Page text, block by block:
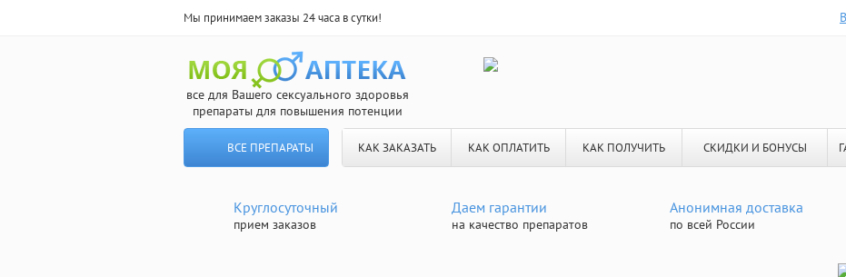
Мы принимаем заказы 24 часа в сутки!
все для Вашего сексуального здоровья
препараты для повышения потенции
ВСЕ ПРЕПАРАТЫ КАК ЗАКАЗАТЬ КАК ОПЛАТИТЬ КАК ПОЛУЧИТЬ СКИДКИ И БОНУСЫ
Круглосуточный
прием заказов
Даем гарантии
на качество препаратов
Анонимная доставка
по всей России